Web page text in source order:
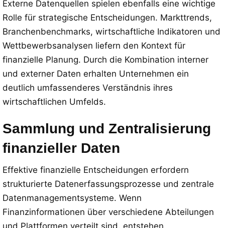
Externe Datenquellen spielen ebenfalls eine wichtige
Rolle für strategische Entscheidungen. Markttrends,
Branchenbenchmarks, wirtschaftliche Indikatoren und
Wettbewerbsanalysen liefern den Kontext für
finanzielle Planung. Durch die Kombination interner
und externer Daten erhalten Unternehmen ein
deutlich umfassenderes Verständnis ihres
wirtschaftlichen Umfelds.
Sammlung und Zentralisierung
finanzieller Daten
Effektive finanzielle Entscheidungen erfordern
strukturierte Datenerfassungsprozesse und zentrale
Datenmanagementsysteme. Wenn
Finanzinformationen über verschiedene Abteilungen
und Plattformen verteilt sind, entstehen